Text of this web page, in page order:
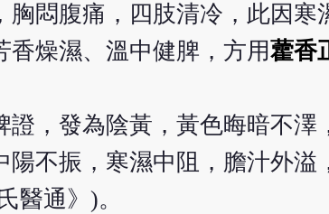
胸悶腹痛，四肢清冷，此因
燥濕、溫中健脾，方用藿香
證，發為陰黃，黃色晦暗不
陽不振，寒濕中阻，膽汁外溢
醫通》)。